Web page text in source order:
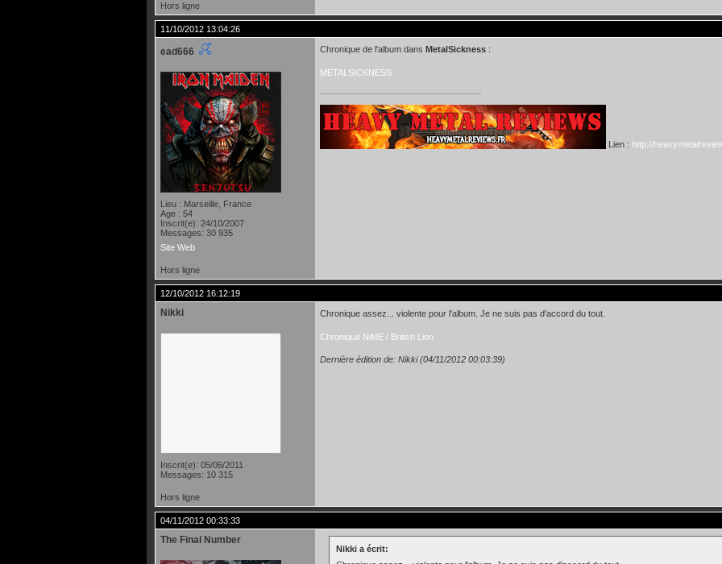
Hors ligne
11/10/2012 13:04:26
ead666
Lieu : Marseille, France
Age : 54
Inscrit(e): 24/10/2007
Messages: 30 935
Site Web
Chronique de l'album dans MetalSickness :
METALSICKNESS
Lien : http://
Hors ligne
12/10/2012 16:12:19
Nikki
Inscrit(e): 05/06/2011
Messages: 10 315
Chronique assez... violente pour l'album. Je ne suis pas d'accord du tout.
Chronique NiME / British Lion
Dernière édition de: Nikki (04/11/2012 00:03:39)
Hors ligne
04/11/2012 00:33:33
The Final Number
Nikki a écrit: